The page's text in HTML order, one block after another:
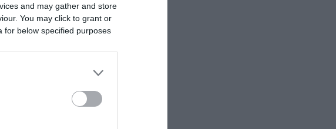
and may gather and store
You may click to grant or
for below specified purposes